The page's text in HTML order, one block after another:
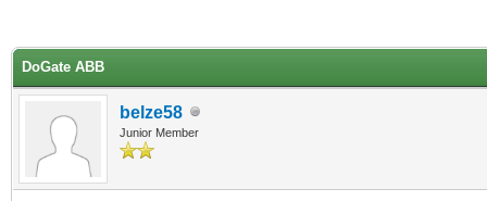
DoGate ABB
belze58
Junior Member